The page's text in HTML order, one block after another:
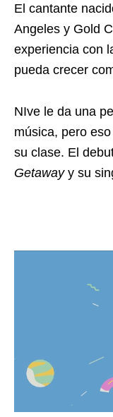
El cantante
Angeles y Gold
experiencia con
pueda crecer
NIve le da una
música, pero
su clase. El
Getawayy su